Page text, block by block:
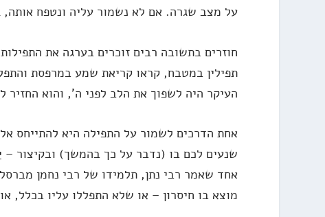
על מצב שגרה. אם לא נשמור עליה ונטפח אותה,
חוזרים בתשובה רבים זוכרים בערגה את
תפילין במטבח, קראו קריאת שמע במרפסת
העיקר היה לשפוך את הלב לפני ה', והוא החזיר
אחת הדרכים לשמור על התפילה היא להתייחס
שנעים לכם בו (נדבר על כך בהמשך) ובקיצור
אחד שאמר רבי נתן, תלמידו של רבי נחמן
מוצא בו חיסרון – או שלא התפללו עליו בכלל,